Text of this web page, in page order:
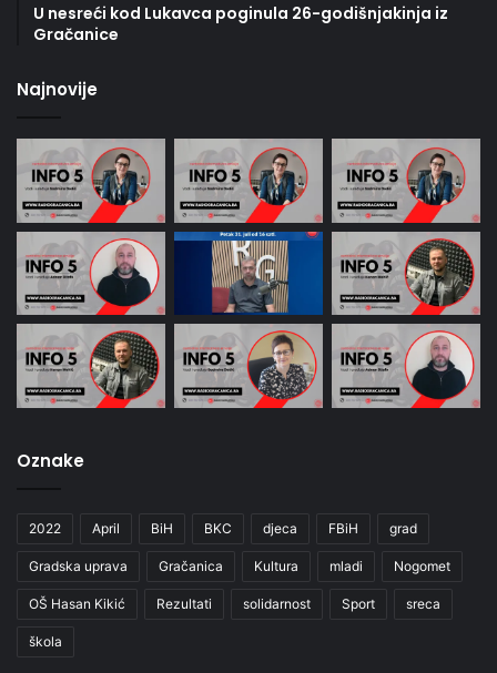
U nesreći kod Lukavca poginula 26-godišnjakinja iz
Gračanice
Najnovije
Oznake
2022 April BiH BKC djeca FBiH grad
Gradska uprava Gračanica Kultura mladi Nogomet
OŠ Hasan Kikić Rezultati solidarnost Sport sreca
škola